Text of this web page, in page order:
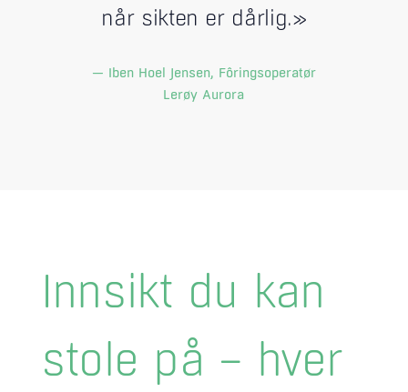
når sikten er dårlig.»
— Iben Hoel Jensen, Fôringsoperatør
Lerøy Aurora
Innsikt du kan
stole på – hver